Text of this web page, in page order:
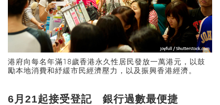
港府向每名年滿18歲香港永久性居民發放一萬港元，以鼓
勵本地消費和紓緩市民經濟壓力，以及振興香港經濟。
6月21起接受登記 銀行過數最便捷